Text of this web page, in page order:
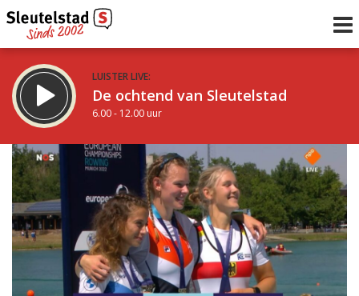
LUISTER LIVE:
De ochtend van Sleutelstad
6.00 - 12.00 uur
STRAKS:
De middag van Sleutelstad
12.00 - 18.00 uur
Vorig uur
uur 1 van 0 Volgend uur
Inklappen